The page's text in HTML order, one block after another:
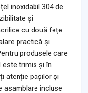
inoxidabil 304 de
și
cu două fețe
practică și
produsele care
este trimis și în
atenție pașilor și
asamblare incluse